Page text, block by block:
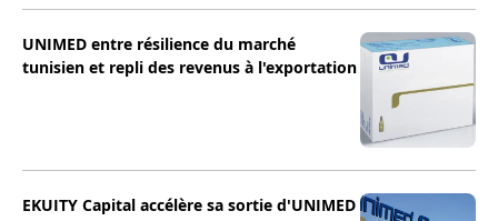
UNIMED entre résilience du marché
tunisien et repli des revenus à l'exportation
EKUITY Capital accélère sa sortie d'UNIMED